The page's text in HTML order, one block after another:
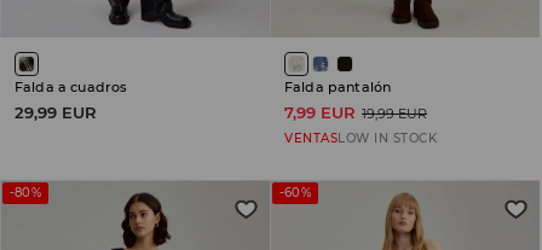
Falda a cuadros
29,99 EUR
Falda pantalón
7,99 EUR 19,99 EUR
VENTASLOW IN STOCK
-80% -60%